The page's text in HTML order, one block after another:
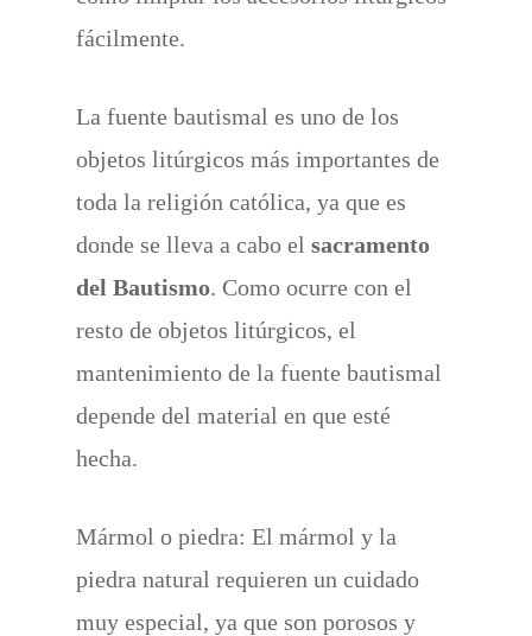
fácilmente.
La fuente bautismal es uno de los
objetos litúrgicos más importantes de
toda la religión católica, ya que es
donde se lleva a cabo el sacramento
del Bautismo. Como ocurre con el
resto de objetos litúrgicos, el
mantenimiento de la fuente bautismal
depende del material en que esté
hecha.
Mármol o piedra: El mármol y la
piedra natural requieren un cuidado
muy especial, ya que son porosos y